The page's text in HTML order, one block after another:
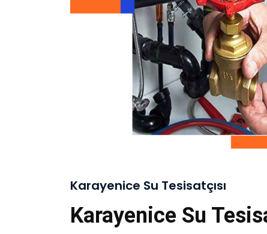
Karayenice Su Tesisatçısı
Karayenice Su